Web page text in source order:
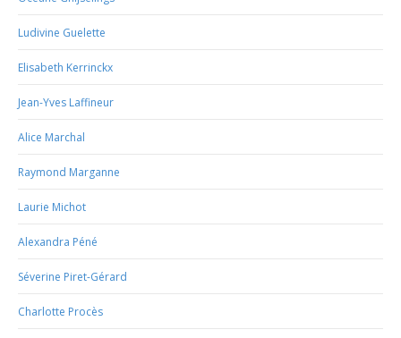
Ludivine Guelette
Elisabeth Kerrinckx
Jean-Yves Laffineur
Alice Marchal
Raymond Marganne
Laurie Michot
Alexandra Péné
Séverine Piret-Gérard
Charlotte Procès